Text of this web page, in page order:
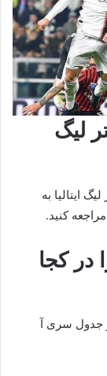
تیم برتر لیگ
های رودررو 10 تیم برتر لیگ ایتالیا به
کنید.
در کجا
عکس 10 تیم برتر و جدول سری آ